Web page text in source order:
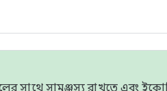
সাথে সামঞ্জস্য রাখতে এবং